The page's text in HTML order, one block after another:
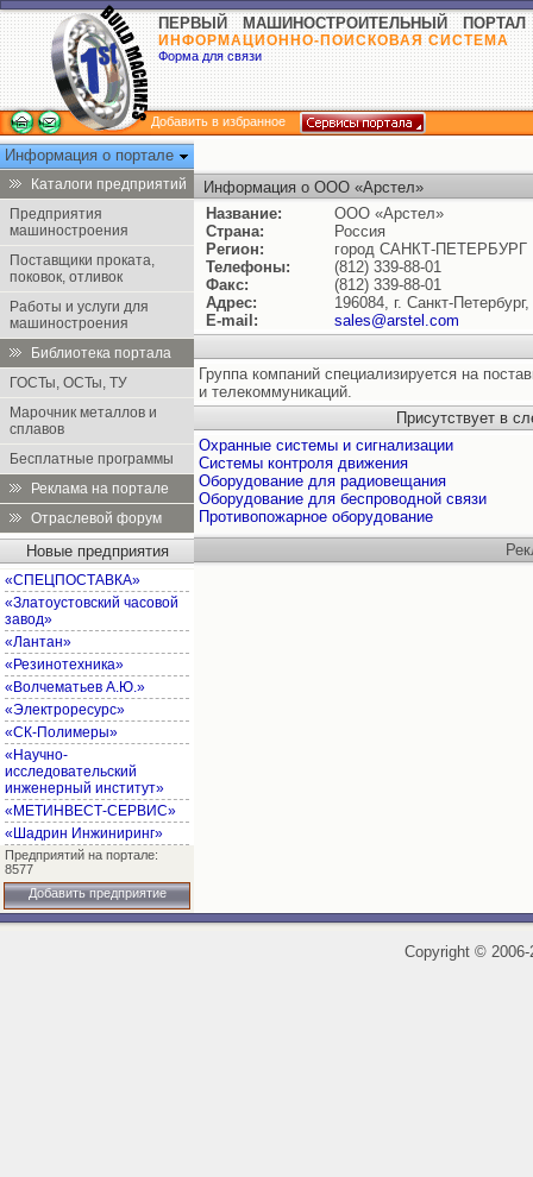
ПЕРВЫЙ МАШИНОСТРОИТЕЛЬНЫЙ ПОРТАЛ
ИНФОРМАЦИОННО-ПОИСКОВАЯ СИСТЕМА
Форма для связи
Добавить в избранное
Информация о портале
Каталоги предприятий
Предприятия
машиностроения
Поставщики проката,
поковок, отливок
Работы и услуги для
машиностроения
Библиотека портала
ГОСТы, ОСТы, ТУ
Марочник металлов и
сплавов
Бесплатные программы
Реклама на портале
Отраслевой форум
Новые предприятия
«СПЕЦПОСТАВКА»
«Златоустовский часовой
завод»
«Лантан»
«Резинотехника»
«Волчематьев А.Ю.»
«Электроресурс»
«СК-Полимеры»
«Научно-
исследовательский
инженерный институт»
«МЕТИНВЕСТ-СЕРВИС»
«Шадрин Инжиниринг»
Предприятий на портале:
8577
Добавить предприятие
Информация о ООО «Арстел»
Название:
ООО «Арстел»
Страна:
Россия
Регион:
город САНКТ-ПЕТЕРБУРГ
Телефоны:
(812) 339-88-01
Факс:
(812) 339-88-01
Адрес:
196084, г. Санкт-
E-mail:
sales@arstel.com
Группа компаний специализируется на
и телекоммуникаций.
Присутствует в
Охранные системы и сигнализации
Системы контроля движения
Оборудование для радиовещания
Оборудование для беспроводной связи
Противопожарное оборудование
Copyright ©